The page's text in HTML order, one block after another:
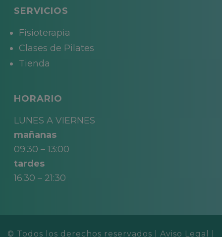
SERVICIOS
Fisioterapia
Clases de Pilates
Tienda
HORARIO
LUNES A VIERNES
mañanas
09:30 – 13:00
tardes
16:30 – 21:30
© Todos los derechos reservados | Aviso Legal